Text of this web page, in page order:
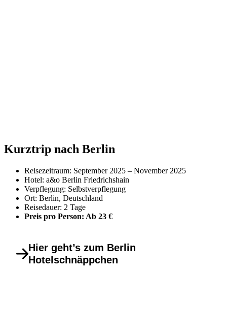
Kurztrip nach Berlin
Reisezeitraum: September 2025 – November 2025
Hotel: a&o Berlin Friedrichshain
Verpflegung: Selbstverpflegung
Ort: Berlin, Deutschland
Reisedauer: 2 Tage
Preis pro Person: Ab 23 €
Hier geht’s zum Berlin
Hotelschnäppchen